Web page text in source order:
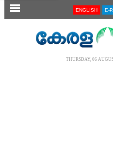
SECTIONS ENGLISH E-
THURSDAY, 06